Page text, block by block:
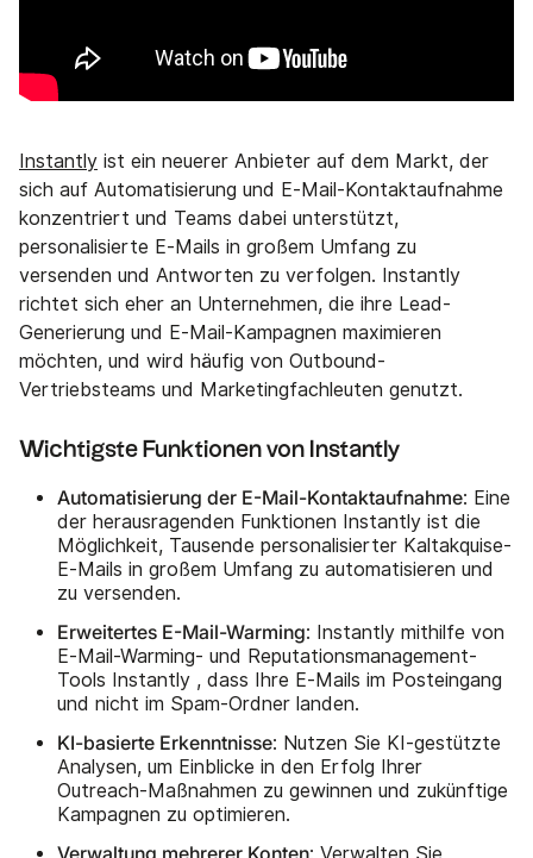
Instantly ist ein neuerer Anbieter auf dem Markt, der
sich auf Automatisierung und E-Mail-Kontaktaufnahme
konzentriert und Teams dabei unterstützt,
personalisierte E-Mails in großem Umfang zu
versenden und Antworten zu verfolgen. Instantly
richtet sich eher an Unternehmen, die ihre Lead-
Generierung und E-Mail-Kampagnen maximieren
möchten, und wird häufig von Outbound-
Vertriebsteams und Marketingfachleuten genutzt.
Wichtigste Funktionen von Instantly
Automatisierung der E-Mail-Kontaktaufnahme: Eine
der herausragenden Funktionen Instantly ist die
Möglichkeit, Tausende personalisierter Kaltakquise-
E-Mails in großem Umfang zu automatisieren und
zu versenden.
Erweitertes E-Mail-Warming: Instantly mithilfe von
E-Mail-Warming- und Reputationsmanagement-
Tools Instantly , dass Ihre E-Mails im Posteingang
und nicht im Spam-Ordner landen.
KI-basierte Erkenntnisse: Nutzen Sie KI-gestützte
Analysen, um Einblicke in den Erfolg Ihrer
Outreach-Maßnahmen zu gewinnen und zukünftige
Kampagnen zu optimieren.